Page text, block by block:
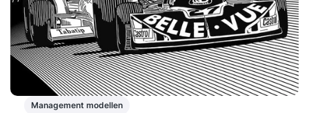
Management modellen